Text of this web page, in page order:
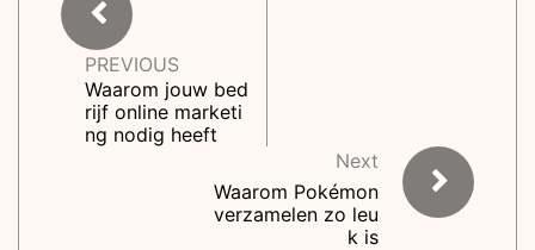
PREVIOUS
Waarom jouw bed
rijf online marketi
ng nodig heeft
Next
Waarom Pokémon
verzamelen zo leu
k is